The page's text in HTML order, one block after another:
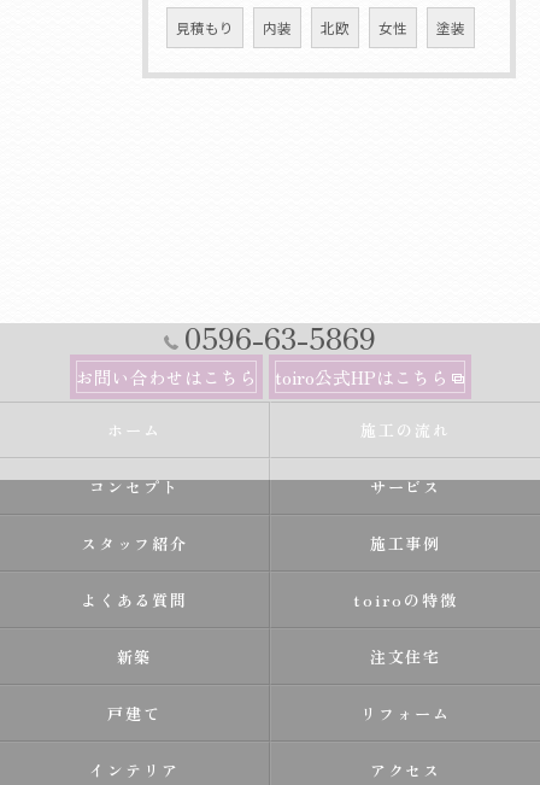
見積もり 内装 北欧 女性 塗装
0596-63-5869
お問い合わせはこちら toiro公式HPはこちら
ホーム 施工の流れ
コンセプト サービス
スタッフ紹介 施工事例
よくある質問 toiroの特徴
新築 注文住宅
戸建て リフォーム
インテリア アクセス